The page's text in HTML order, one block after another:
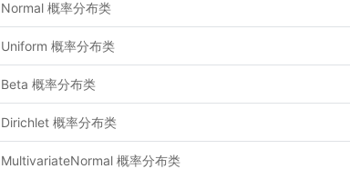
Normal 概率分布类
Uniform 概率分布类
Beta 概率分布类
Dirichlet 概率分布类
MultivariateNormal 概率分布类